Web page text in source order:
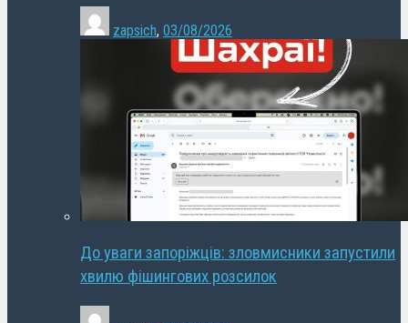
zapsich, 03/08/2026
До уваги запоріжців: зловмисники запустили
хвилю фішингових розсилок